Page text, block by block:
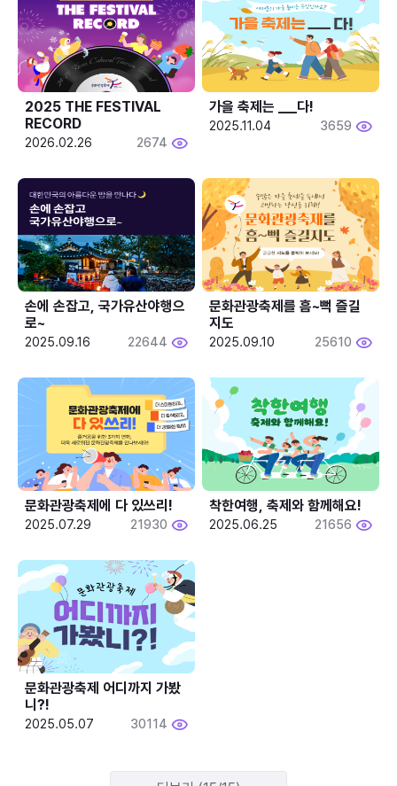
2025 THE FESTIVAL
RECORD
2026.02.26 2674
2025.11.04 3659
손에 손잡고, 국가유산야행으
로~
2025.09.16 22644
문화관광축제를 흠~뻑 즐길
지도
2025.09.10 25610
문화관광축제에 다 있쓰리!
2025.07.29 21930
착한여행, 축제와 함께해요!
2025.06.25 21656
문화관광축제 어디까지 가봤
니?!
2025.05.07 30114